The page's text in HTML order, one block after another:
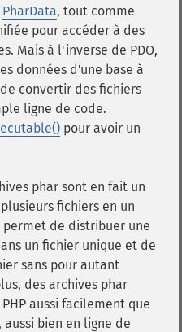
PharData, tout comme
pour accéder à des
Mais à l'inverse de PDO,
données d'une base à
convertir des fichiers
ligne de code.
pour avoir un
phar sont en fait un
fichiers en un
permet de distribuer une
un fichier unique et de
sans pour autant
des archives phar
aussi facilement que
bien en ligne de